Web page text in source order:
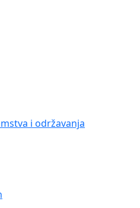
i održavanja